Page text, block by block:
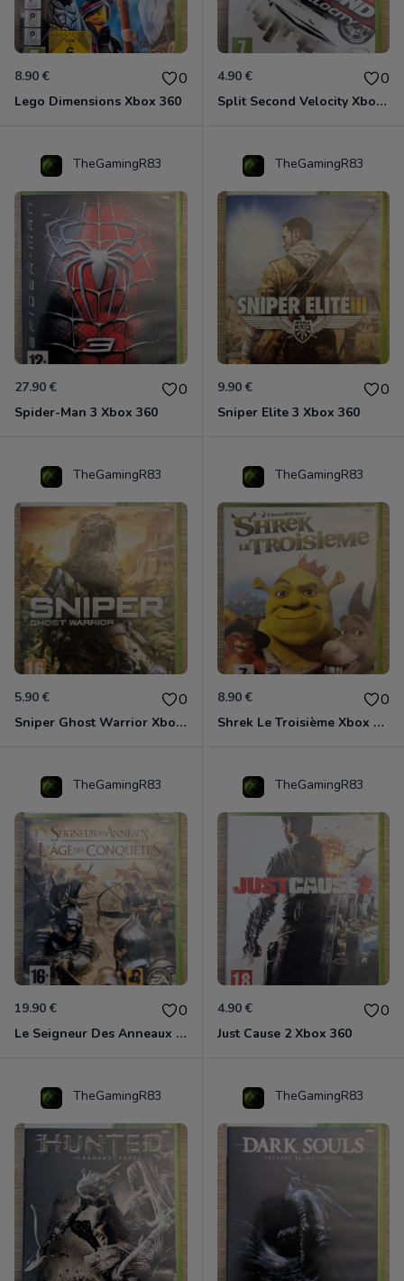
8.90 € 0
Lego Dimensions Xbox 360
4.90 € 0
Split Second Velocity Xbox 360
TheGamingR83
27.90 € 0
Spider-Man 3 Xbox 360
TheGamingR83
9.90 € 0
Sniper Elite 3 Xbox 360
TheGamingR83
5.90 € 0
Sniper Ghost Warrior Xbox 360
TheGamingR83
8.90 € 0
Shrek Le Troisième Xbox 360
TheGamingR83
19.90 € 0
Le Seigneur Des Anneaux - L'âge Des Conquêtes Xbox 360
TheGamingR83
4.90 € 0
Just Cause 2 Xbox 360
TheGamingR83 TheGamingR83